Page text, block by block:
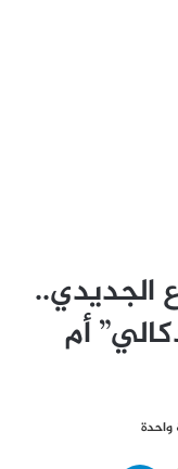
الجديدي..
أم